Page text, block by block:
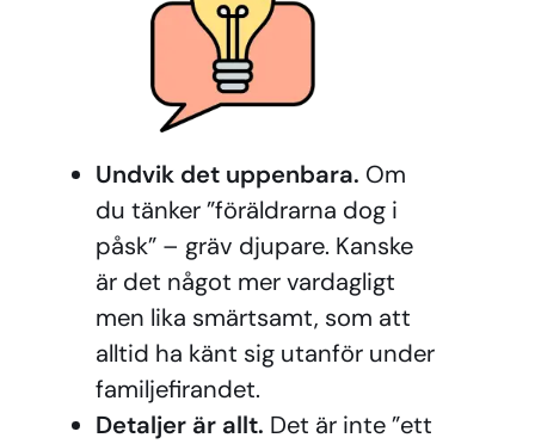
Undvik det uppenbara. Om
du tänker ”föräldrarna dog i
påsk” – gräv djupare. Kanske
är det något mer vardagligt
men lika smärtsamt, som att
alltid ha känt sig utanför under
familjefirandet.
Detaljer är allt. Det är inte ”ett